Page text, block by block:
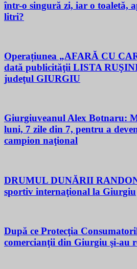
într-o singură zi, iar o toaletă,
litri?
Operațiunea „AFARĂ CU
dată publicităţii LISTA
judeţul GIURGIU
Giurgiuveanul Alex Botnaru:
luni, 7 zile din 7, pentru a
campion naţional
DRUMUL DUNĂRII
sportiv internaţional la Giurgiu
După ce Protecţia
comercianţii din Giurgiu şi-au